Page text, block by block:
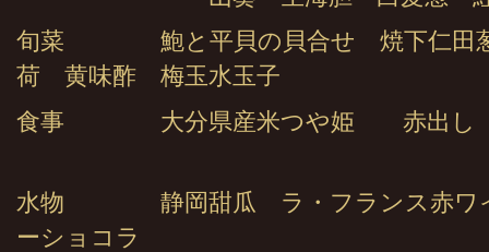
旬菜 鮑と平貝の貝合せ 焼下仁田
荷 黄味酢 梅玉水玉子
食事 大分県産米つや姫 赤出し
水物 静岡甜瓜 ラ・フランス赤ワ
ーショコラ